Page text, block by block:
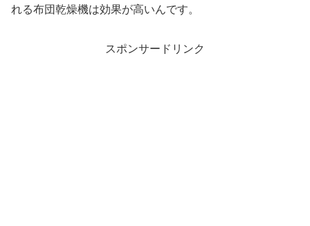
れる布団乾燥機は効果が高いんです。
スポンサードリンク